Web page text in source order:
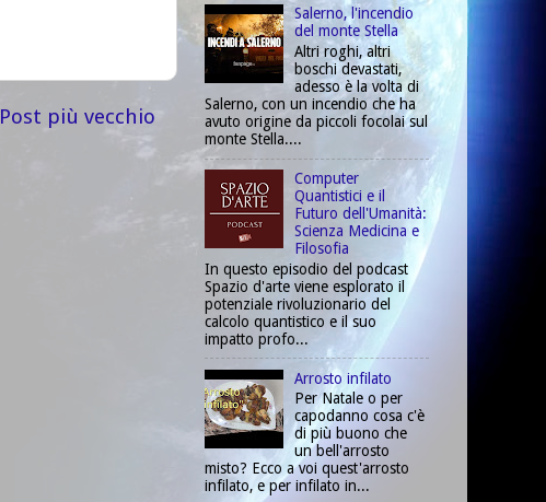
Post più vecchio
Salerno, l'incendio
del monte Stella
Altri roghi, altri
boschi devastati,
adesso è la volta di
Salerno, con un incendio che ha
avuto origine da piccoli focolai sul
monte Stella....
Computer
Quantistici e il
Futuro dell'Umanità:
Scienza Medicina e
Filosofia
In questo episodio del podcast
Spazio d'arte viene esplorato il
potenziale rivoluzionario del
calcolo quantistico e il suo
impatto profo...
Arrosto infilato
Per Natale o per
capodanno cosa c'è
di più buono che
un bell'arrosto
misto? Ecco a voi quest'arrosto
infilato, e per infilato in...